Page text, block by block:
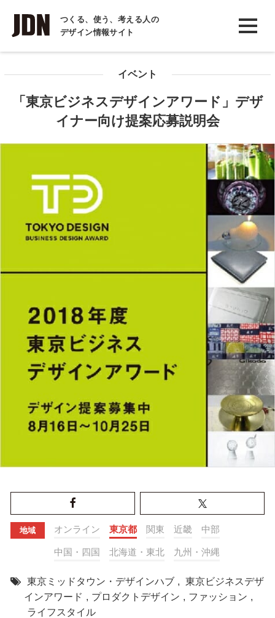
つくる、使う、考える人の
デザイン情報サイト
INTERVIEW
インタビュー
COLUMN
イベント
「東京ビジネスデザインアワード」デザ
イナー向け提案応募説明会
地域 オンライン 東京都 関東 近畿 中部
中国・四国 北海道・東北 九州・沖縄
東京ミッドタウン・デザインハブ , 東京ビジネスデザ
インアワード , プロダクトデザイン , ファッション ,
ライフスタイル